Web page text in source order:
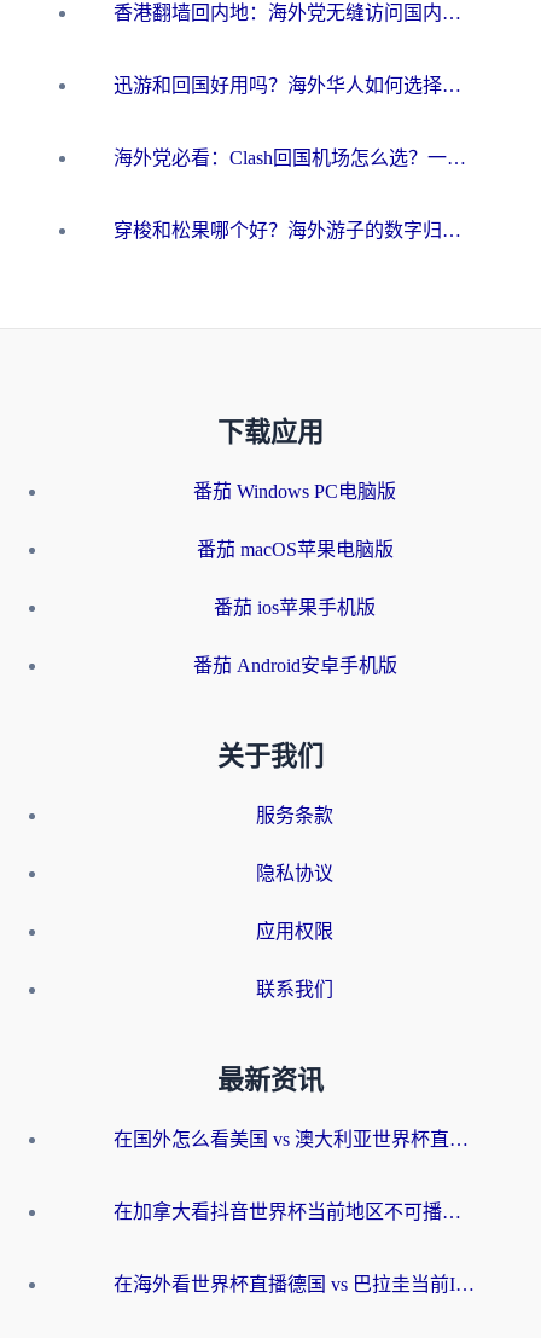
香港翻墙回内地：海外党无缝访问国内资源的加速器选择全攻略
迅游和回国好用吗？海外华人如何选择靠谱的回国加速器
海外党必看：Clash回国机场怎么选？一篇搞定无缝访问国内资源的全攻略
穿梭和松果哪个好？海外游子的数字归乡路，到底该怎么选
下载应用
番茄 Windows PC电脑版
番茄 macOS苹果电脑版
番茄 ios苹果手机版
番茄 Android安卓手机版
关于我们
服务条款
隐私协议
应用权限
联系我们
最新资讯
在国外怎么看美国 vs 澳大利亚世界杯直播？海外党必藏的中文解说观赛指南
在加拿大看抖音世界杯当前地区不可播放？海外党体育观赛终极指南
在海外看世界杯直播德国 vs 巴拉圭当前IP受限制？这篇指南帮你轻松解决地区限制